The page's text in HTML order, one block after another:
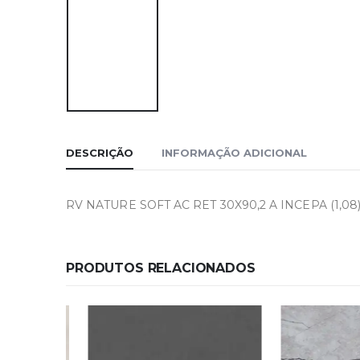
DESCRIÇÃO INFORMAÇÃO ADICIONAL
RV NATURE SOFT AC RET 30X90,2 A INCEPA
PRODUTOS RELACIONADOS